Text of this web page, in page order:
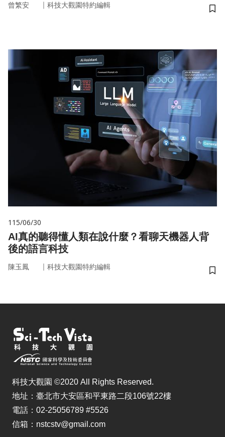
曾繁安 ｜ 科技大觀園特約編輯
儲
115/06/30
AI真的聽得懂人類在說什麼？看聊天機器人背
後的語言科技
陳玉鳳 ｜ 科技大觀園特約編輯
儲
科技大觀園 ©2020 All Rights Reserved.
地址：臺北市大安區和平東路二段106號22樓
電話：02-25056789 #5526
信箱：nstcstv@gmail.com